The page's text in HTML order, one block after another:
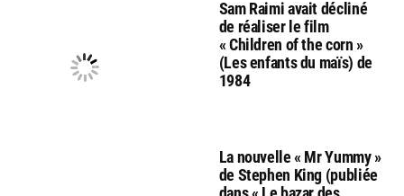
Sam Raimi avait décliné
de réaliser le film
« Children of the corn »
(Les enfants du maïs) de
1984
La nouvelle « Mr Yummy »
de Stephen King (publiée